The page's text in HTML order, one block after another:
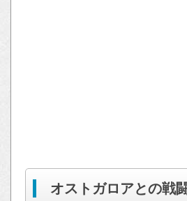
オストガロアとの戦